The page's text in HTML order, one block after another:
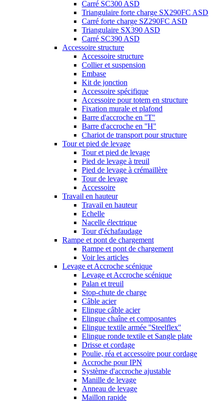
Carré SC300 ASD
Triangulaire forte charge SX290FC ASD
Carré forte charge SZ290FC ASD
Triangulaire SX390 ASD
Carré SC390 ASD
Accessoire structure
Accessoire structure
Collier et suspension
Embase
Kit de jonction
Accessoire spécifique
Accessoire pour totem en structure
Fixation murale et plafond
Barre d'accroche en ''T''
Barre d'accroche en ''H''
Chariot de transport pour structure
Tour et pied de levage
Tour et pied de levage
Pied de levage à treuil
Pied de levage à crémaillère
Tour de levage
Accessoire
Travail en hauteur
Travail en hauteur
Echelle
Nacelle électrique
Tour d'échafaudage
Rampe et pont de chargement
Rampe et pont de chargement
Voir les articles
Levage et Accroche scénique
Levage et Accroche scénique
Palan et treuil
Stop-chute de charge
Câble acier
Elingue câble acier
Elingue chaîne et composantes
Elingue textile armée ''Steelflex''
Elingue ronde textile et Sangle plate
Drisse et cordage
Poulie, réa et accessoire pour cordage
Accroche pour IPN
Système d'accroche ajustable
Manille de levage
Anneau de levage
Maillon rapide